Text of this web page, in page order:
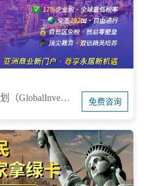
新加坡全球商业投资者计划（GlobalInvestorProgram，简称GIP） 免费咨询